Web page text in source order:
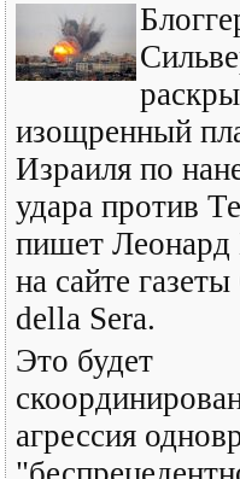
изощренный
Израиля по
удара против
пишет Леонард
на сайте
della Sera.
Это будет
агрессия